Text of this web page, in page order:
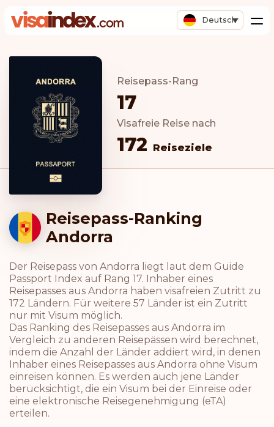
Deutsch
Reisepass-Rang
17
Visafreie Reise nach
172 Reiseziele
Reisepass-Ranking
Andorra
Der Reisepass von Andorra liegt laut dem Guide
Passport Index auf Rang 17. Inhaber eines
Reisepasses aus Andorra haben visafreien Zutritt zu
172 Ländern. Für weitere 57 Länder ist ein Zutritt
nur mit Visum möglich.
Das Ranking des Reisepasses aus Andorra im
Vergleich zu anderen Reisepässen wird berechnet,
indem die Anzahl der Länder addiert wird, in denen
Inhaber eines Reisepasses aus Andorra ohne Visum
einreisen können. Es werden auch jene Länder
berücksichtigt, die ein Visum bei der Einreise oder
eine elektronische Reisegenehmigung (eTA)
erteilen.